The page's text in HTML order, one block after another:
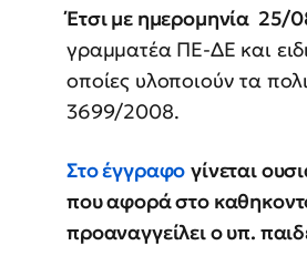
Έτσι με ημερομηνία
γραμματέα ΠΕ-ΔΕ και
οποίες υλοποιούν τα
3699/2008.
Στο έγγραφο γίνεται
που αφορά στο
προαναγγείλει ο υπ.